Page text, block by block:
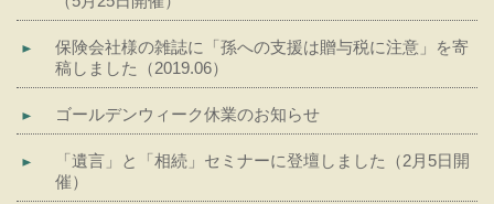
保険会社様の雑誌に「孫への支援は贈与税に注意」を寄
稿しました（2019.06）
ゴールデンウィーク休業のお知らせ
「遺言」と「相続」セミナーに登壇しました（2月5日開
催）